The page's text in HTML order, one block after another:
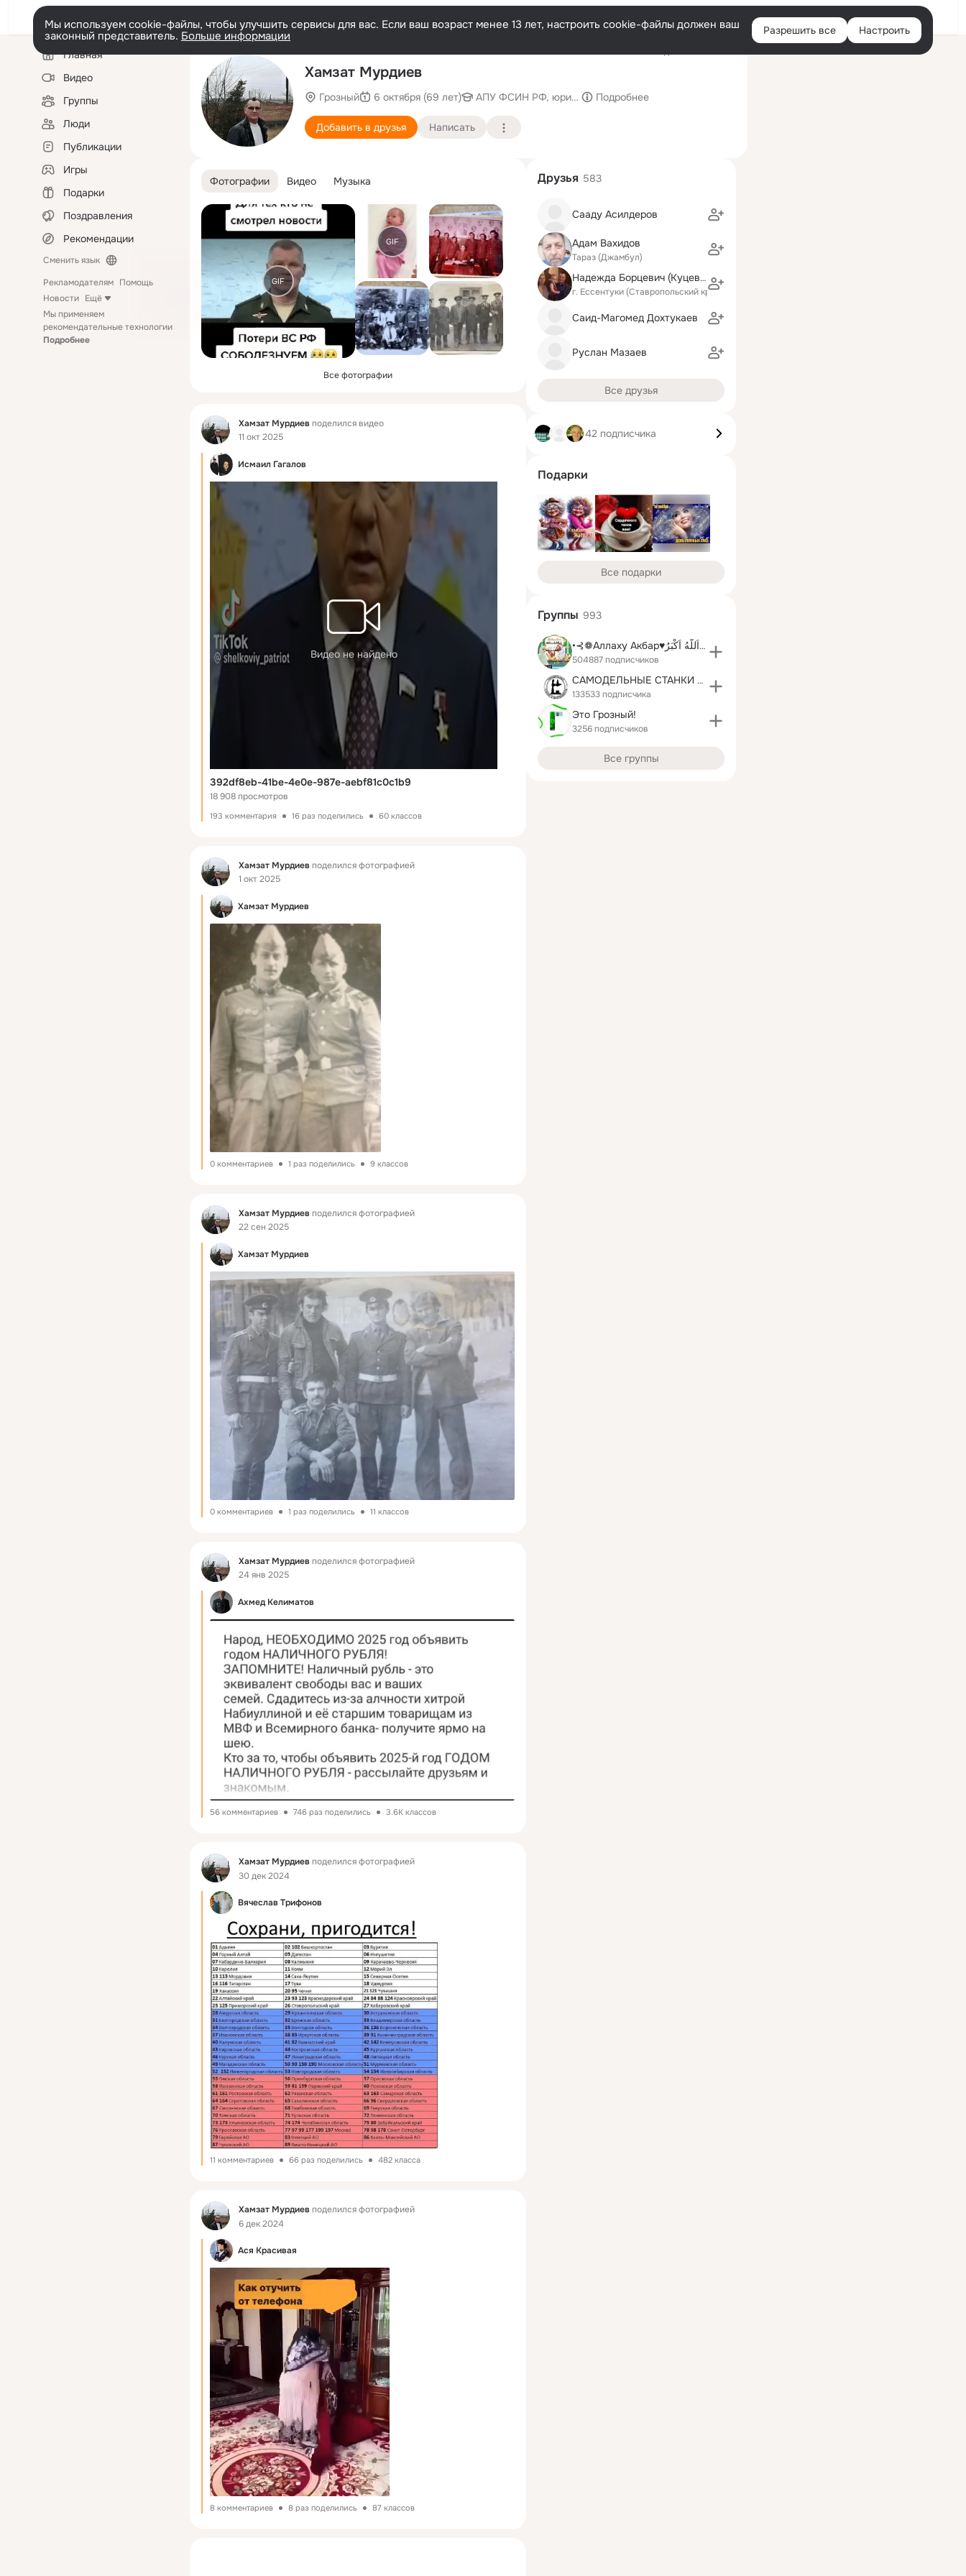
Войти
Мы используем cookie-файлы, чтобы улучшить сервисы для вас. Если ваш возраст менее 13 лет, настроить cookie-файлы должен ваш
законный представитель. Больше информации Разрешить все Настроить
Левая
колонкаГлавная
Видео
Группы
Люди
Публикации
Игры
Подарки
Поздравления
Рекомендации
Сменить язык
Рекламодателям Помощь
Новости Ещё
Мы применяем
рекомендательные технологии
Подробнее
Хамзат Мурдиев
Грозный 6 октября (69 лет) АПУ ФСИН РФ, юридический факультет
Подробнее
Добавить в друзья Написать
Фотографии Видео Музыка
GIF
GIF
Все фотографии
Фид Хамзат Мурдиев поделился видео
11 окт 2025
Исмаил Гагалов
Видео не найдено
392df8eb-41be-4e0e-987e-aebf81c0c1b9
18 908 просмотров
193 комментария 16 раз поделились 60 классов
Фид Хамзат Мурдиев поделился фотографией
1 окт 2025
Хамзат Мурдиев
0 комментариев 1 раз поделились 9 классов
Фид Хамзат Мурдиев поделился фотографией
22 сен 2025
Хамзат Мурдиев
0 комментариев 1 раз поделились 11 классов
Фид Хамзат Мурдиев поделился фотографией
24 янв 2025
Ахмед Келиматов
56 комментариев 746 раз поделились 3.6K классов
Фид Хамзат Мурдиев поделился фотографией
30 дек 2024
Вячеслав Трифонов
11 комментариев 66 раз поделились 482 класса
Фид Хамзат Мурдиев поделился фотографией
6 дек 2024
Ася Красивая
8 комментариев 8 раз поделились 87 классов
Друзья 583
Сааду Асилдеров
Адам Вахидов
Тараз (Джамбул)
Надежда Борцевич (Куцева)
г. Ессентуки (Ставропольский край)
Саид-Магомед Дохтукаев
Руслан Мазаев
Все друзья
42 подписчика
Подарки
Все подарки
Группы 993
•⊰❁Аллаху Акбар♥︎اَللّهُ اَكْبَرُ❁⊱•
504887 подписчиков
САМОДЕЛЬНЫЕ СТАНКИ И ИНСТРУМЕНТЫ
133533 подписчика
Это Грозный!
3256 подписчиков
Все группы